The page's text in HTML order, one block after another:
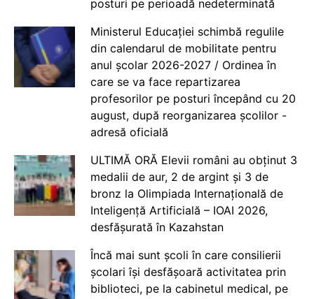
posturi pe perioadă nedeterminată
Ministerul Educației schimbă regulile
din calendarul de mobilitate pentru
anul școlar 2026-2027 / Ordinea în
care se va face repartizarea
profesorilor pe posturi începând cu 20
august, după reorganizarea școlilor -
adresă oficială
ULTIMĂ ORĂ Elevii români au obținut 3
medalii de aur, 2 de argint și 3 de
bronz la Olimpiada Internațională de
Inteligență Artificială – IOAI 2026,
desfășurată în Kazahstan
Încă mai sunt școli în care consilierii
școlari își desfășoară activitatea prin
biblioteci, pe la cabinetul medical, pe